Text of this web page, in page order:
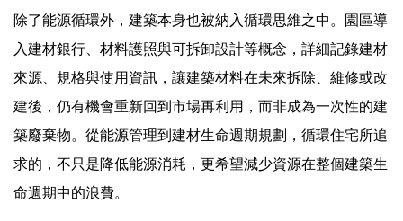
除了能源循環外，建築本身也被納入循環思維之中。園區導
入建材銀行、材料護照與可拆卸設計等概念，詳細記錄建材
來源、規格與使用資訊，讓建築材料在未來拆除、維修或改
建後，仍有機會重新回到市場再利用，而非成為一次性的建
築廢棄物。從能源管理到建材生命週期規劃，循環住宅所追
求的，不只是降低能源消耗，更希望減少資源在整個建築生
命週期中的浪費。